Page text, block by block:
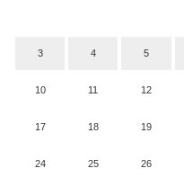
3 4 5
10 11 12
17 18 19
24 25 26